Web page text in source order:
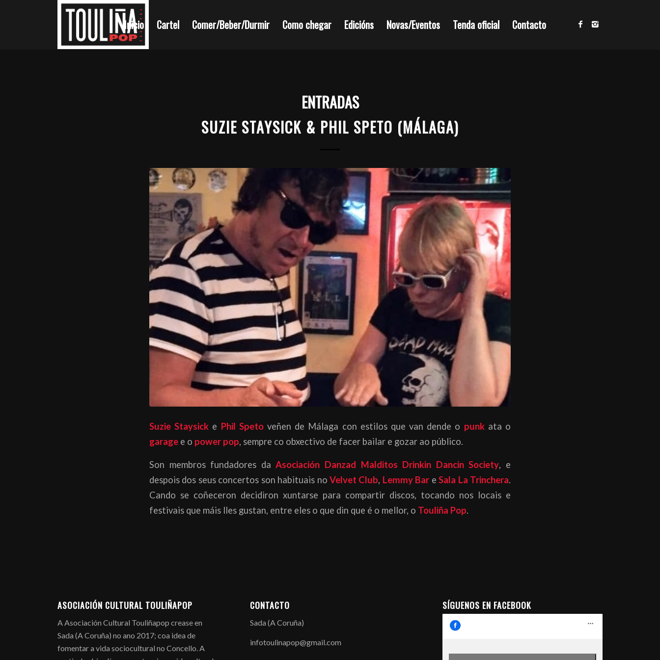
Inicio Cartel Comer/Beber/Durmir Como chegar Edicións Novas/Eventos Tenda oficial Contacto
ENTRADAS
SUZIE STAYSICK & PHIL SPETO (MÁLAGA)
Suzie Staysick e Phil Spetoveñen de Málaga con estilos que van dende o punkata o
garage e o power pop, sempre co obxectivo de facer bailar e gozar ao público.
Son membros fundadores daAsociación Danzad Malditos Drinkin Dancin Society, e
despois dos seus concertos son habituais no Velvet Club, Lemmy Bar eSala La Trinchera.
Cando se coñeceron decidiron xuntarse para compartir discos, tocando nos locais e
festivais que máis lles gustan, entre eles o que din que é o mellor, o Touliña Pop.
ASOCIACIÓN CULTURAL TOULIÑAPOP
A Asociación Cultural Touliñapop crease en
Sada (A Coruña) no ano 2017; coa idea de
fomentar a vida sociocultural no Concello. A
CONTACTO
Sada (A Coruña)
infotoulinapop@gmail.com
SÍGUENOS EN FACEBOOK